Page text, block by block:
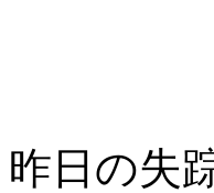
昨日の失